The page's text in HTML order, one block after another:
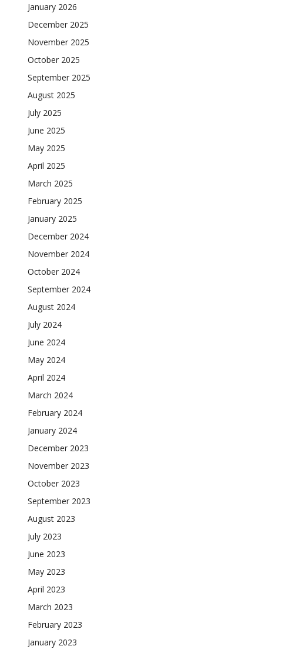
January 2026
December 2025
November 2025
October 2025
September 2025
August 2025
July 2025
June 2025
May 2025
April 2025
March 2025
February 2025
January 2025
December 2024
November 2024
October 2024
September 2024
August 2024
July 2024
June 2024
May 2024
April 2024
March 2024
February 2024
January 2024
December 2023
November 2023
October 2023
September 2023
August 2023
July 2023
June 2023
May 2023
April 2023
March 2023
February 2023
January 2023